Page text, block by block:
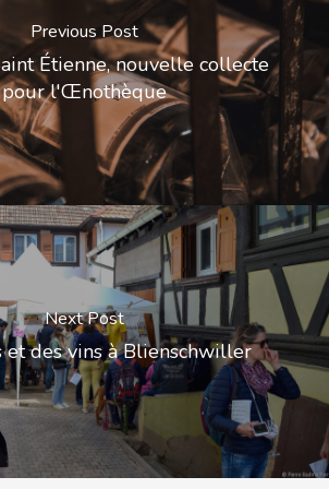
Previous Post
Étienne, nouvelle collecte
pour l'Œnothèque
Next Post
et des vins à Blienschwiller